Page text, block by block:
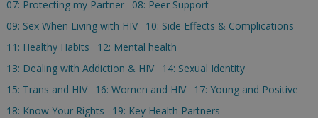
07: Protecting my Partner
08: Peer Support
09: Sex When Living with HIV
10: Side Effects & Complications
11: Healthy Habits
12: Mental health
13: Dealing with Addiction & HIV
14: Sexual Identity
15: Trans and HIV
16: Women and HIV
17: Young and Positive
18: Know Your Rights
19: Key Health Partners